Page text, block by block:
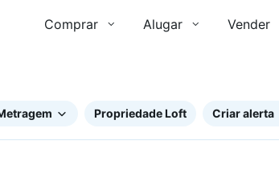
Comprar Alugar Vender
Propriedade Loft Criar alerta